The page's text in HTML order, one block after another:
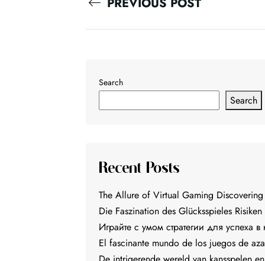
PREVIOUS POST
Search
Search
Recent Posts
The Allure of Virtual Gaming
Die Faszination des Glücksspieles
Играйте с умом стратегии для успеха в
El fascinante mundo de los juegos de